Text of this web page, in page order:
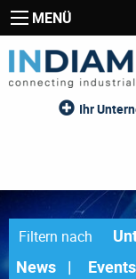
MENÜ
Ihr
Filtern nach
News
Events